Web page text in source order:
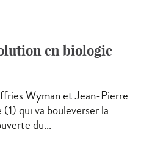
en biologie
Wyman et Jean-Pierre
qui va bouleverser la
du...